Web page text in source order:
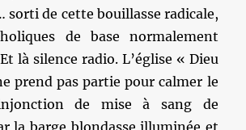
sorti de cette bouillasse radicale,
de base normalement
là silence radio. L’église « Dieu
prend pas partie pour calmer le
de mise à sang de
la barge blondasse illuminée et